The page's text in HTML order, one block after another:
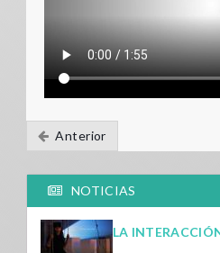
Anterior
NOTICIAS